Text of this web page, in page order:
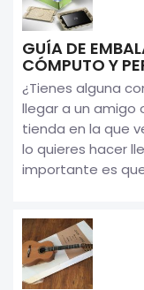
GUÍA DE
CÓMPUTO Y
¿Tienes alguna
llegar a un amigo
tienda en la que
lo quieres hacer
importante es